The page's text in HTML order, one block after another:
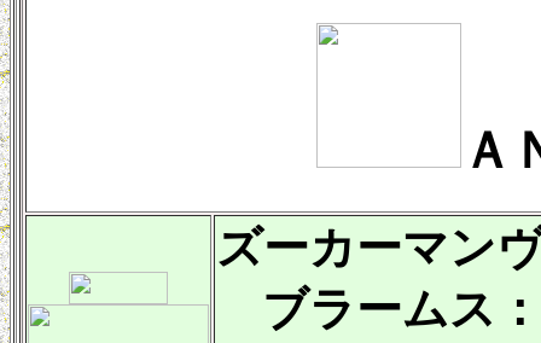
Ａ
ズーカーマン
ブラームス